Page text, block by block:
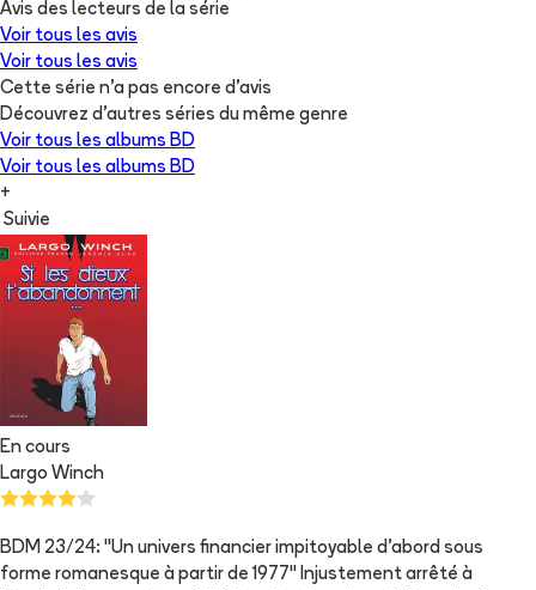
Avis des lecteurs de la série
Voir tous les avis
Voir tous les avis
Cette série n'a pas encore d'avis
Découvrez d'autres séries du même genre
Voir tous les albums BD
Voir tous les albums BD
+
Suivie
En cours
Largo Winch
BDM 23/24: "Un univers financier impitoyable d'abord sous
forme romanesque à partir de 1977" Injustement arrêté à